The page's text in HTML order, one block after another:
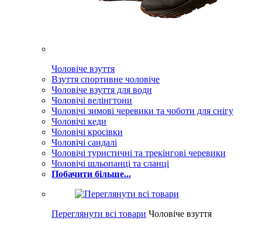
Чоловіче взуття
Взуття спортивне чоловіче
Чоловіче взуття для води
Чоловічі велінгтони
Чоловічі зимові черевики та чоботи для снігу
Чоловічі кеди
Чоловічі кросівки
Чоловічі сандалі
Чоловічі туристичні та трекінгові черевики
Чоловічі шльопанці та сланці
Побачити більше...
Переглянути всі товари Чоловіче взуття